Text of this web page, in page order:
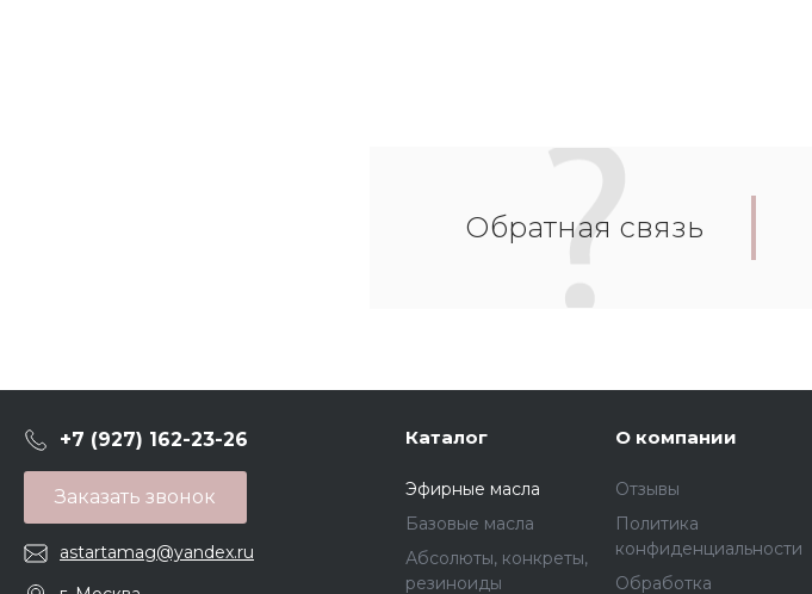
Обратная связь
+7 (927) 162-23-26
Заказать звонок
astartamag@yandex.ru
Каталог
Эфирные масла
Базовые масла
Абсолюты, конкреты,
резиноиды
О компании
Отзывы
Политика
конфиденциальности
Обработка